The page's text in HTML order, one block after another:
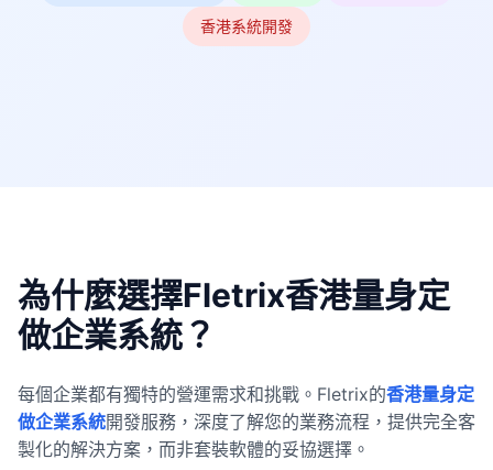
香港系統開發
為什麼選擇Fletrix香港量身定
做企業系統？
每個企業都有獨特的營運需求和挑戰。Fletrix的香港量身定
做企業系統開發服務，深度了解您的業務流程，提供完全客
製化的解決方案，而非套裝軟體的妥協選擇。